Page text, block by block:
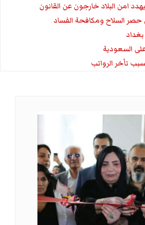
امن البلاد خارجون عن القانون
حصر السلاح ومكافحة الفساد
بغداد
السعودية